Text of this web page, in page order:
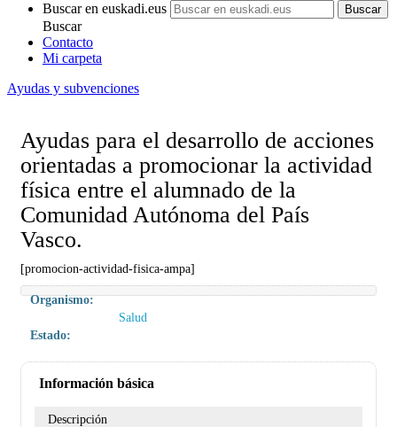
Buscar en euskadi.eus
Buscar
Contacto
Mi carpeta
Ayudas y subvenciones
Ayudas para el desarrollo de acciones
orientadas a promocionar la actividad
física entre el alumnado de la
Comunidad Autónoma del País
Vasco.
[promocion-actividad-fisica-ampa]
Organismo:
Salud
Estado:
Información básica
Descripción